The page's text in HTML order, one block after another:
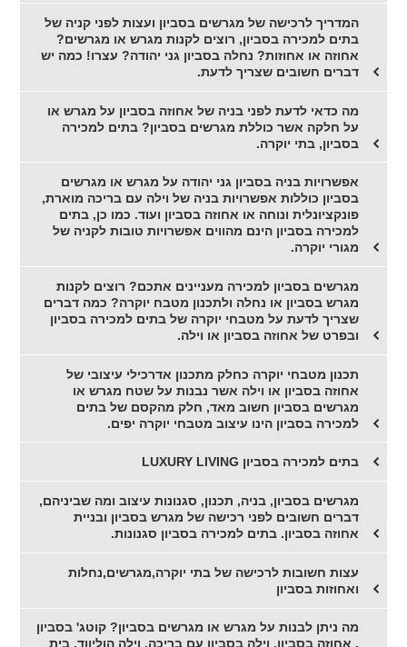
המדריך לרכישה של מגרשים בסביון ועצות לפני קניה של
בתים למכירה בסביון, רוצים לקנות מגרש או מגרשים?
אחוזה או אחוזות? נחלה בסביון גני יהודה? עצרו! כמה יש
דברים חשובים שצריך לדעת.
מה כדאי לדעת לפני בניה של אחוזה בסביון על מגרש או
על חלקה אשר כוללת מגרשים בסביון? בתים למכירה
בסביון, בתי יוקרה.
אפשרויות בניה בסביון גני יהודה על מגרש או מגרשים
בסביון כוללות אפשרויות בניה של וילה עם בריכה מוארת,
פונקציונלית ונוחה או אחוזה בסביון ועוד. כמו כן, בתים
למכירה בסביון הינם מהווים אפשרויות טובות לקניה של
מגורי יוקרה.
מגרשים בסביון למכירה מעניינים אתכם? רוצים לקנות
מגרש בסביון או נחלה ולתכנון מטבח יוקרה? כמה דברים
שצריך לדעת על מטבחי יוקרה של בתים למכירה בסביון
ובפרט של אחוזה בסביון או וילה.
תכנון מטבחי יוקרה כחלק מתכנון אדרכילי עיצובי של
אחוזה בסביון או וילה אשר נבנות על שטח מגרש או
מגרשים בסביון חשוב מאד, חלק מהקסם של בתים
למכירה בסביון הינו עיצוב מטבחי יוקרה יפים.
בתים למכירה בסביון LUXURY LIVING
מגרשים בסביון, בניה, תכנון, סגנונות עיצוב ומה שביניהם,
דברים חשובים לפני רכישה של מגרש בסביון ובניית
אחוזה בסביון. בתים למכירה בסביון סגנונות.
עצות חשובות לרכישה של בתי יוקרה,מגרשים,נחלות
ואחוזות בסביון
מה ניתן לבנות על מגרש או מגרשים בסביון? קוטג' בסביון
, אחוזה בסביון, וילה בסביון עם בריכה, וילה הוליווד, בית